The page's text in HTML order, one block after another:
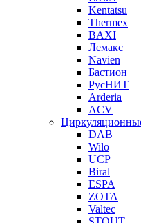
Kentatsu
Thermex
BAXI
Лемакс
Navien
Бастион
РусНИТ
Arderia
ACV
DAB
Wilo
UCP
Biral
ESPA
ZOTA
Valtec